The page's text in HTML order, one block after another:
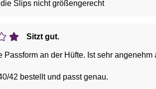
Slips nicht größengerecht
Sitzt gut.
Passform an der Hüfte. Ist sehr
42 bestellt und passt genau.